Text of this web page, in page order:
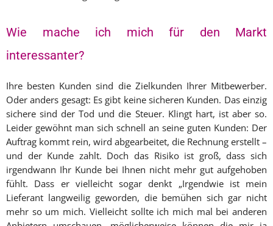
Wie mache ich mich für den Markt
interessanter?
Ihre besten Kunden sind die Zielkunden Ihrer Mitbewerber.
Oder anders gesagt: Es gibt keine sicheren Kunden. Das einzig
sichere sind der Tod und die Steuer. Klingt hart, ist aber so.
Leider gewöhnt man sich schnell an seine guten Kunden: Der
Auftrag kommt rein, wird abgearbeitet, die Rechnung erstellt –
und der Kunde zahlt. Doch das Risiko ist groß, dass sich
irgendwann Ihr Kunde bei Ihnen nicht mehr gut aufgehoben
fühlt. Dass er vielleicht sogar denkt „Irgendwie ist mein
Lieferant langweilig geworden, die bemühen sich gar nicht
mehr so um mich. Vielleicht sollte ich mich mal bei anderen